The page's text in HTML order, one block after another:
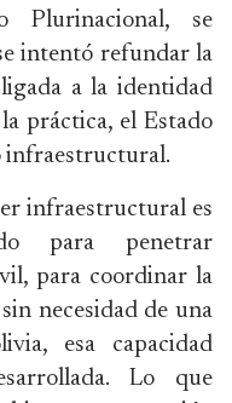
Plurinacional, se
intentó refundar la
a la identidad
práctica, el Estado
infraestructural.
infraestructural es
para penetrar
para coordinar la
necesidad de una
esa capacidad
Lo que